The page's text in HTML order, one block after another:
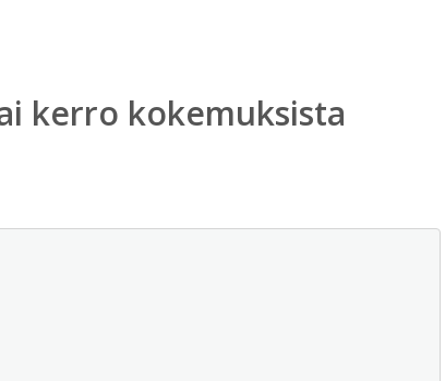
kerro kokemuksista